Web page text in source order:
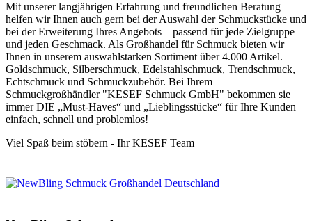
Mit unserer langjährigen Erfahrung und freundlichen Beratung
helfen wir Ihnen auch gern bei der Auswahl der Schmuckstücke und
bei der Erweiterung Ihres Angebots – passend für jede Zielgruppe
und jeden Geschmack. Als Großhandel für Schmuck bieten wir
Ihnen in unserem auswahlstarken Sortiment über 4.000 Artikel.
Goldschmuck, Silberschmuck, Edelstahlschmuck, Trendschmuck,
Echtschmuck und Schmuckzubehör. Bei Ihrem
Schmuckgroßhändler "KESEF Schmuck GmbH" bekommen sie
immer DIE „Must-Haves“ und „Lieblingsstücke“ für Ihre Kunden –
einfach, schnell und problemlos!
Viel Spaß beim stöbern - Ihr KESEF Team